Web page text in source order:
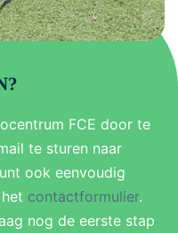
FCE door te
te sturen naar
ook eenvoudig
contactformulier.
nog de eerste stap